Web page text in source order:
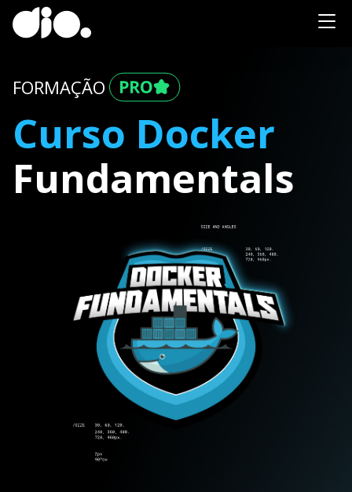
FORMAÇÃO
Curso Docker
Fundamentals